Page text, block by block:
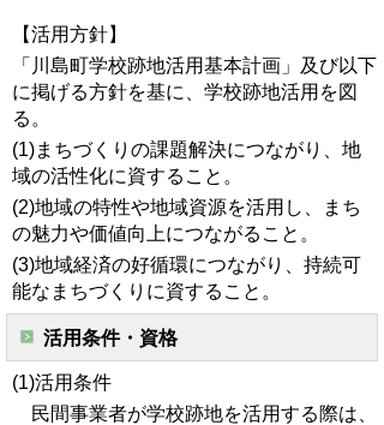
【活用方針】
「川島町学校跡地活用基本計画」及び以下
に掲げる方針を基に、学校跡地活用を図
る。
(1)まちづくりの課題解決につながり、地
域の活性化に資すること。
(2)地域の特性や地域資源を活用し、まち
の魅力や価値向上につながること。
(3)地域経済の好循環につながり、持続可
能なまちづくりに資すること。
活用条件・資格
(1)活用条件
民間事業者が学校跡地を活用する際は、